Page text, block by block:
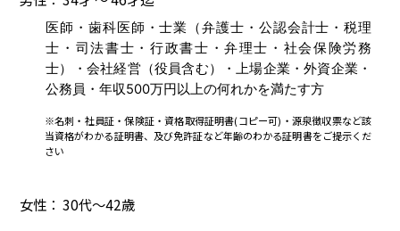
医師・歯科医師・士業（弁護士・公認会計士・税理
士・司法書士・行政書士・弁理士・社会保険労務
士）・会社経営（役員含む）・上場企業・外資企業・
公務員・年収500万円以上の何れかを満たす方
※名刺・社員証・保険証・資格取得証明書(コピー可)・源泉徴収票など該
当資格がわかる証明書、及び免許証など年齢のわかる証明書をご提示くだ
さい
女性： 30代～42歳